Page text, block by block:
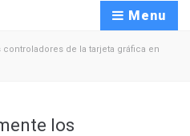
Menu
de la tarjeta gráfica en
los